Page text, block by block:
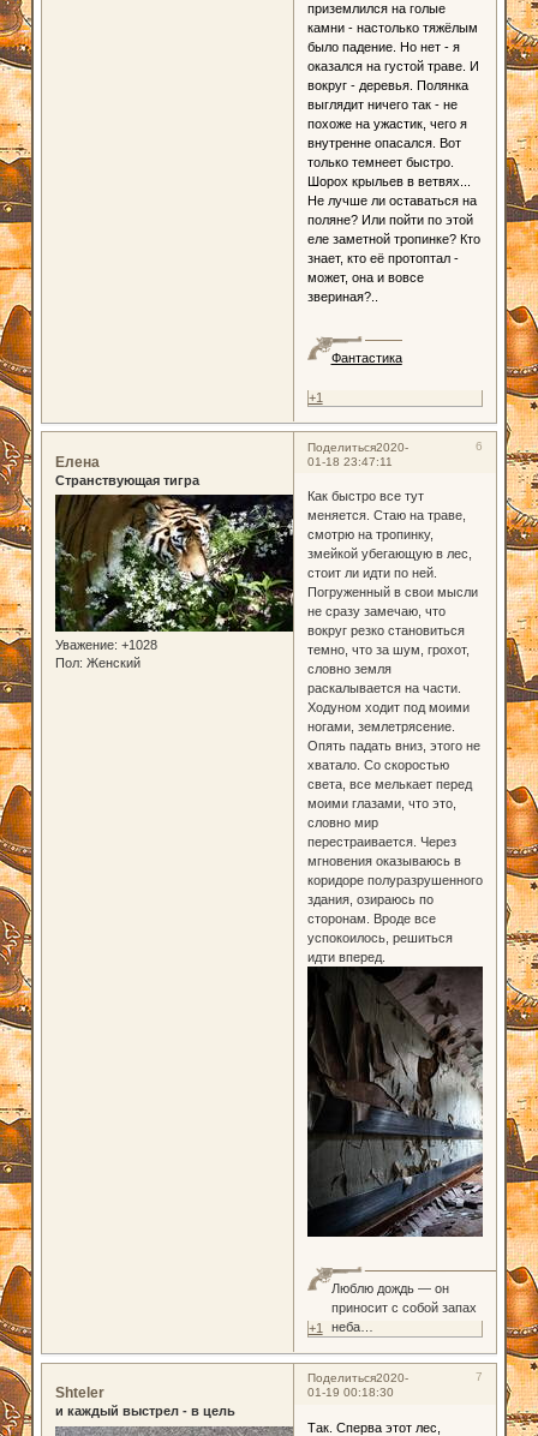
приземлился на голые
камни - настолько тяжёлым
было падение. Но нет - я
оказался на густой траве. И
вокруг - деревья. Полянка
выглядит ничего так - не
похоже на ужастик, чего я
внутренне опасался. Вот
только темнеет быстро.
Шорох крыльев в ветвях...
Не лучше ли оставаться на
поляне? Или пойти по этой
еле заметной тропинке? Кто
знает, кто её протоптал -
может, она и вовсе
звериная?..
Фантастика
+1
Поделиться 6
2020-
01-18 23:47:11
Елена
Странствующая тигра
Уважение: +1028
Пол: Женский
Как быстро все тут
меняется. Стаю на траве,
смотрю на тропинку,
змейкой убегающую в лес,
стоит ли идти по ней.
Погруженный в свои мысли
не сразу замечаю, что
вокруг резко становиться
темно, что за шум, грохот,
словно земля
раскалывается на части.
Ходуном ходит под моими
ногами, землетрясение.
Опять падать вниз, этого не
хватало. Со скоростью
света, все мелькает перед
моими глазами, что это,
словно мир
перестраивается. Через
мгновения оказываюсь в
коридоре полуразрушенного
здания, озираюсь по
сторонам. Вроде все
успокоилось, решиться
идти вперед.
Люблю дождь — он
приносит с собой запах
неба…
+1
Поделиться 7
2020-
01-19 00:18:30
Shteler
и каждый выстрел - в цель
Так. Сперва этот лес,